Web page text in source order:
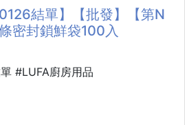
怕刮也不怕髒‼️
夾都可以輕鬆入
結單】【批發】【第N
密封鎖鮮袋100入
#LUFA廚房用品